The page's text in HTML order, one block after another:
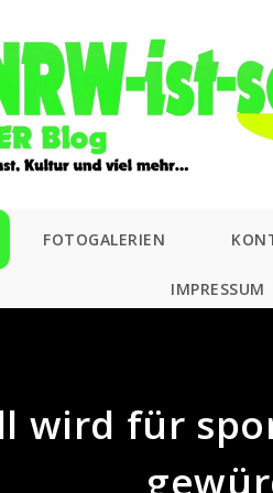
FOTOGALERIEN
IMPRESSUM
wird für